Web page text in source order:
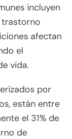
incluyen
trastorno
afectan
el
vida.
por
están entre
el 31% de
de